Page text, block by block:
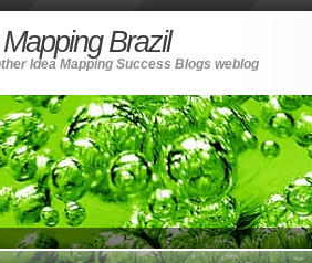
Brazil
Idea Mapping Success Blogs weblog